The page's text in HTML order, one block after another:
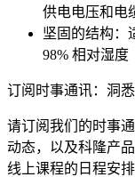
供电电压和电
坚固的结构：
98% 相对湿度
订阅时事通讯：洞
请订阅我们的时事
动态，以及科隆产
线上课程的日程安排